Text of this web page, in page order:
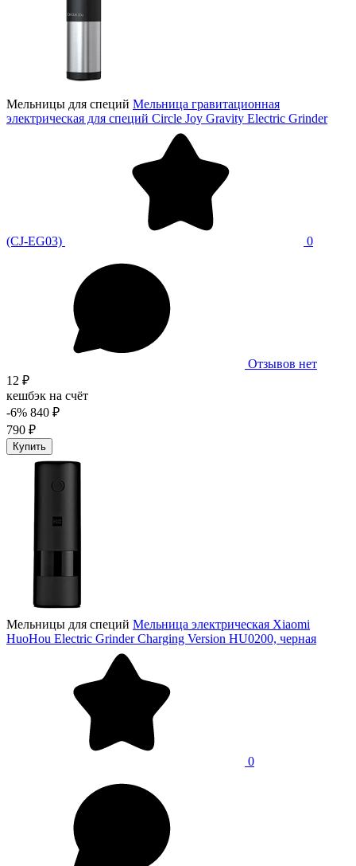
Мельницы для специй Мельница гравитационная
электрическая для специй Circle Joy Gravity Electric Grinder
(CJ-EG03) 0
Отзывов нет
12 ₽
кешбэк на счёт
-6% 840 ₽
790 ₽
Купить
Мельницы для специй Мельница электрическая Xiaomi
HuoHou Electric Grinder Charging Version HU0200, черная
0